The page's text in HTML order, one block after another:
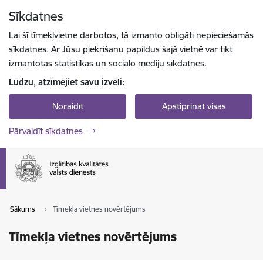
Sīkdatnes
Lai šī tīmekļvietne darbotos, tā izmanto obligāti nepieciešamās
sīkdatnes. Ar Jūsu piekrišanu papildus šajā vietnē var tikt
izmantotas statistikas un sociālo mediju sīkdatnes.
Lūdzu, atzīmējiet savu izvēli:
Noraidīt Apstiprināt visas
Pārvaldīt sīkdatnes
Sākums Tīmekļa vietnes novērtējums
Tīmekļa vietnes novērtējums